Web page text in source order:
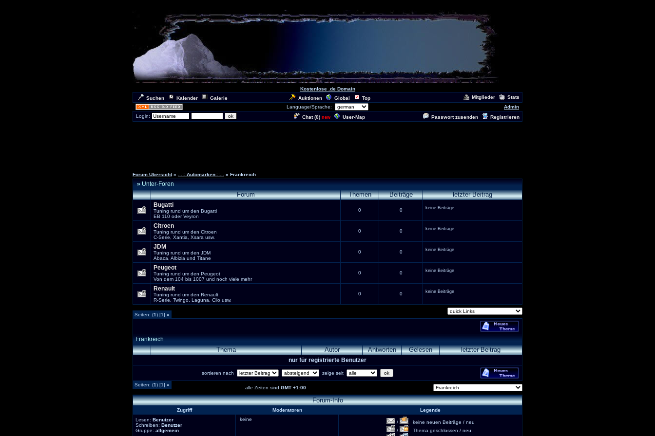
Kostenlose .de Domain
Suchen
Kalender Galerie Auktionen Global Top Mitglieder
Stats
Language/Sprache:
Admin
Login:
Chat (0) new User-Map Passwort zusenden Registrieren
Forum Übersicht » ...:::Automarken:::... » Frankreich
»Unter-Foren
Forum Themen Beiträge letzter Beitrag
Bugatti
Tuning rund um den Bugatti
EB 110 oder Veyron
0 0 keine Beiträge
Citroen
Tuning rund um den Citroen
C-Serie, Xantia, Xsara usw.
0 0 keine Beiträge
JDM
Tuning rund um den JDM
Abaca, Albizia und Titane
0 0 keine Beiträge
Peugeot
Tuning rund um den Peugeot
Von dem 104 bis 1007 und noch viele mehr
0 0 keine Beiträge
Renault
Tuning rund um den Renault
R-Serie, Twingo, Laguna, Clio usw.
0 0 keine Beiträge
Seiten: (1) [1] »
Frankreich
Thema Autor Antworten Gelesen letzter Beitrag
nur für registrierte Benutzer
sortieren nach zeige seit
Seiten: (1) [1] »
alle Zeiten sind GMT +1:00
Forum-Info
Zugriff Moderatoren
Legende
Lesen: Benutzer
Schreiben: Benutzer
Gruppe: allgemein
keine
/
keine neuen Beiträge / neu
/
Thema geschlossen / neu